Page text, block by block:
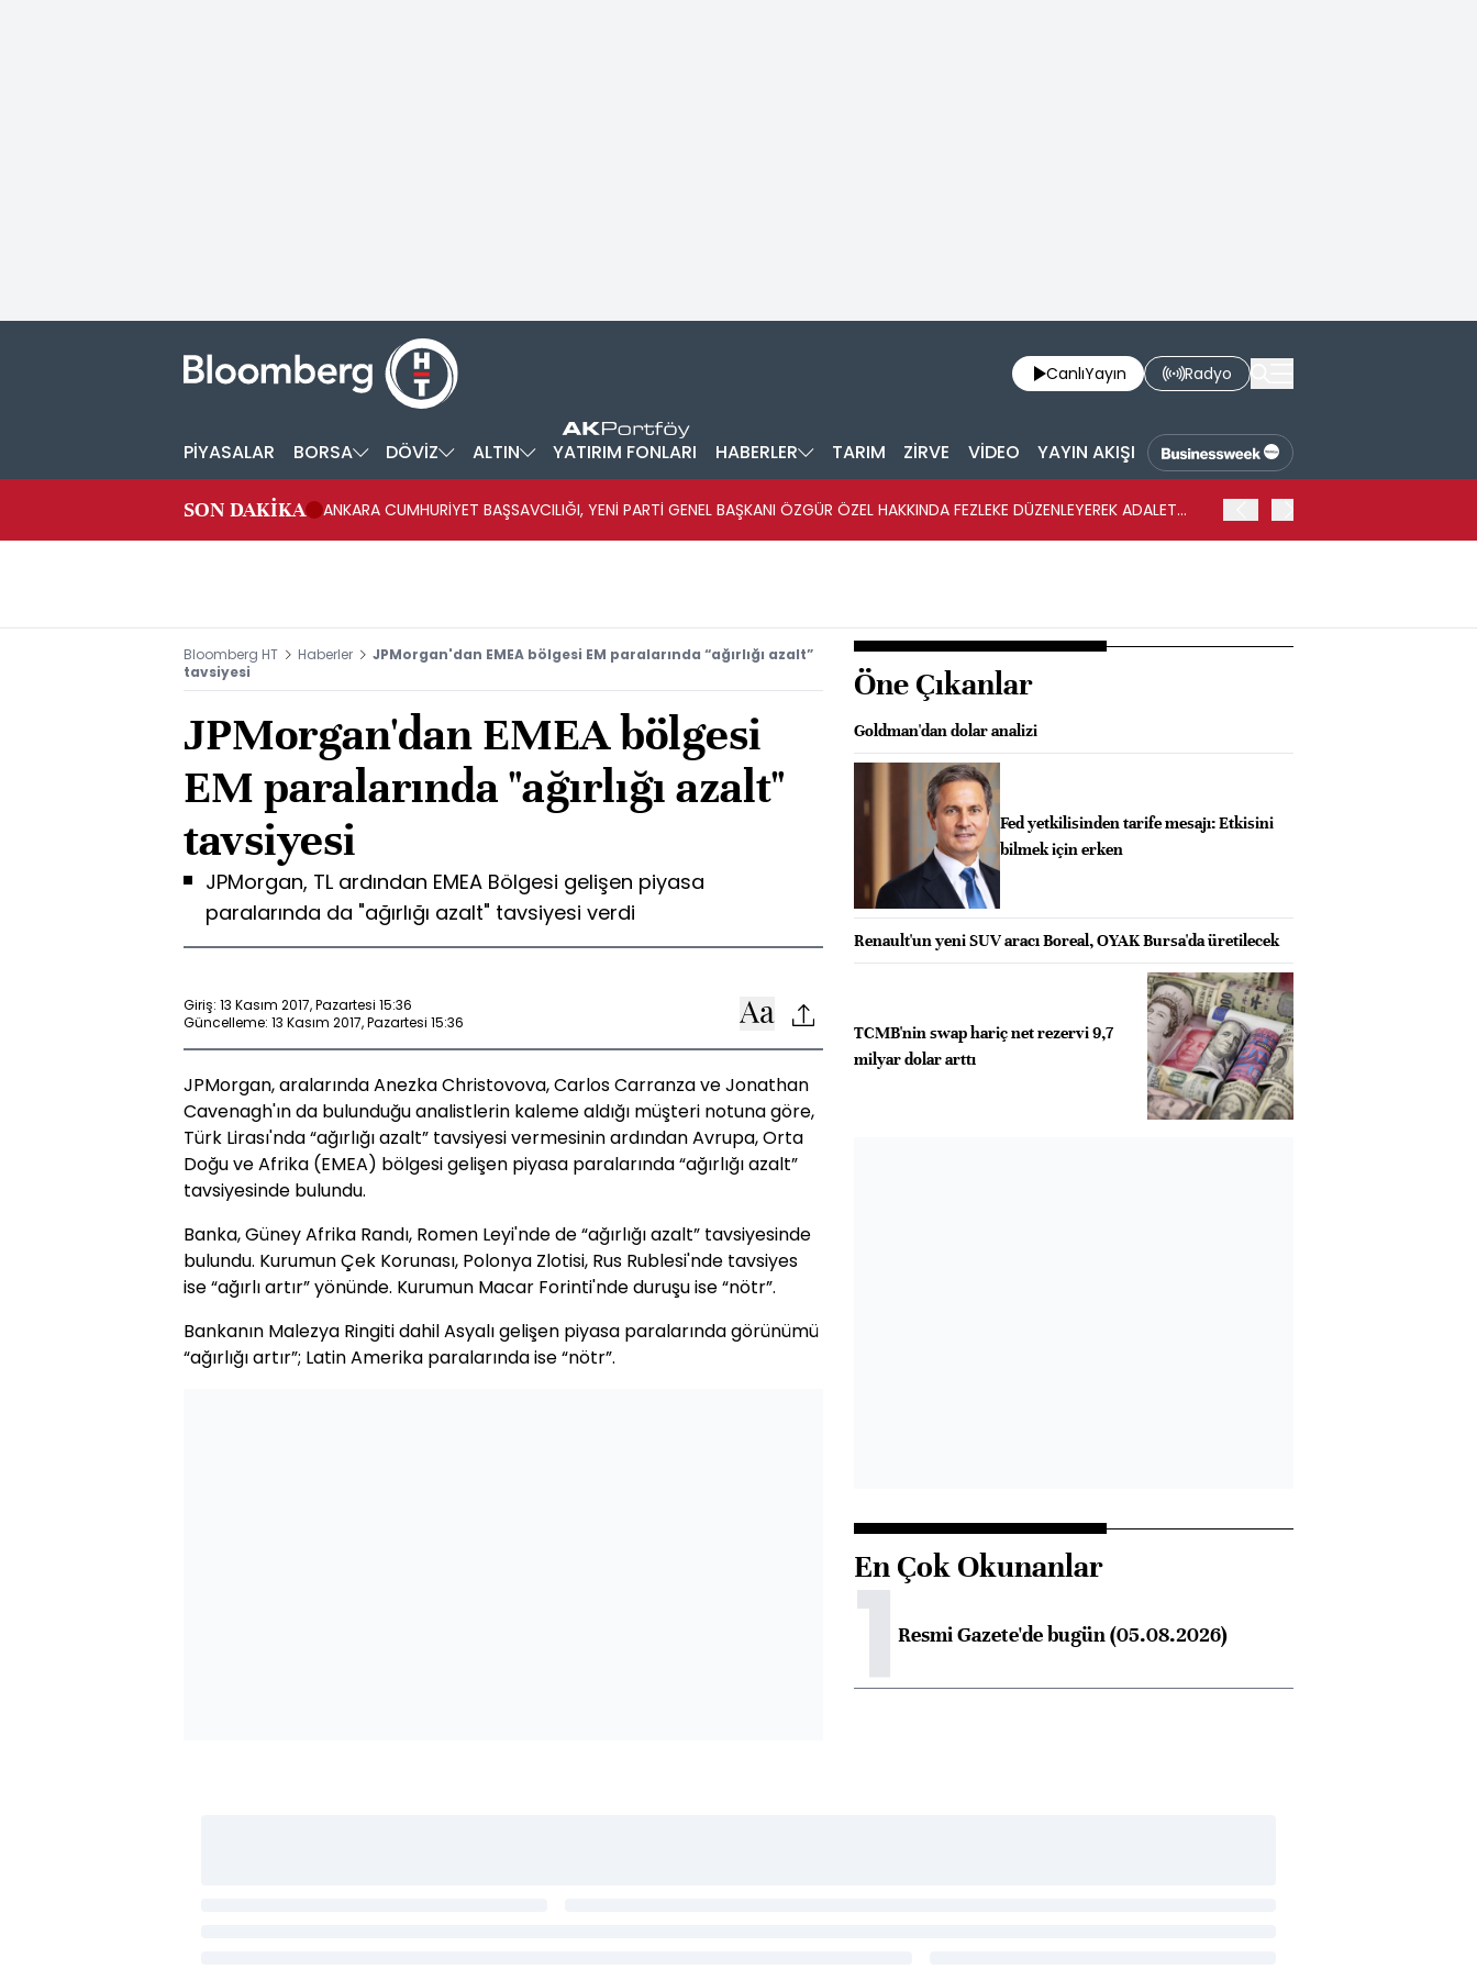
CanlıYayın Radyo
PİYASALAR BORSA DÖVİZ ALTIN YATIRIM FONLARI HABERLER TARIM ZİRVE VİDEO YAYIN AKIŞI
SON DAKİKA
ANKARA CUMHURİYET BAŞSAVCILIĞI, YENİ PARTİ GENEL BAŞKANI ÖZGÜR ÖZEL HAKKINDA FEZLEKE DÜZENLEYEREK ADALET
Bloomberg HT Haberler
JPMorgan'dan EMEA bölgesi EM paralarında “ağırlığı azalt”
tavsiyesi
JPMorgan'dan EMEA bölgesi
EM paralarında "ağırlığı azalt"
tavsiyesi
JPMorgan, TL ardından EMEA Bölgesi gelişen piyasa
paralarında da "ağırlığı azalt" tavsiyesi verdi
Giriş: 13 Kasım 2017, Pazartesi 15:36
Güncelleme: 13 Kasım 2017, Pazartesi 15:36
JPMorgan, aralarında Anezka Christovova, Carlos Carranza ve Jonathan
Cavenagh'ın da bulunduğu analistlerin kaleme aldığı müşteri notuna göre,
Türk Lirası'nda “ağırlığı azalt” tavsiyesi vermesinin ardından Avrupa, Orta
Doğu ve Afrika (EMEA) bölgesi gelişen piyasa paralarında “ağırlığı azalt”
tavsiyesinde bulundu.
Banka, Güney Afrika Randı, Romen Leyi'nde de “ağırlığı azalt” tavsiyesinde
bulundu. Kurumun Çek Korunası, Polonya Zlotisi, Rus Rublesi'nde tavsiyes
ise “ağırlı artır” yönünde. Kurumun Macar Forinti'nde duruşu ise “nötr”.
Bankanın Malezya Ringiti dahil Asyalı gelişen piyasa paralarında görünümü
“ağırlığı artır”; Latin Amerika paralarında ise “nötr”.
Öne Çıkanlar
Goldman'dan dolar analizi
Fed yetkilisinden tarife mesajı: Etkisini
bilmek için erken
Renault'un yeni SUV aracı Boreal, OYAK Bursa'da üretilecek
TCMB'nin swap hariç net rezervi 9,7
milyar dolar arttı
En Çok Okunanlar
1Resmi Gazete'de bugün (05.08.2026)